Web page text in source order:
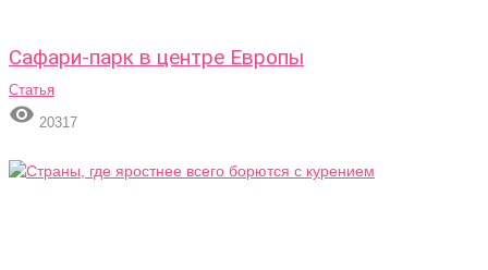
Сафари-парк в центре Европы
Статья
 20317